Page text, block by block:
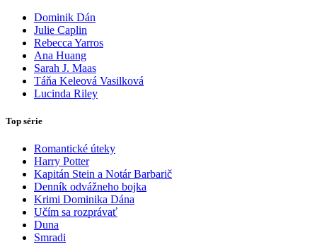
Dominik Dán
Julie Caplin
Rebecca Yarros
Ana Huang
Sarah J. Maas
Táňa Keleová Vasilková
Lucinda Riley
Top série
Romantické úteky
Harry Potter
Kapitán Stein a Notár Barbarič
Denník odvážneho bojka
Krimi Dominika Dána
Učím sa rozprávať
Duna
Smradi